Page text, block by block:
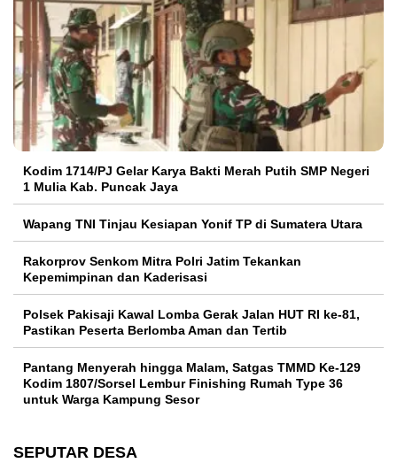
Kodim 1714/PJ Gelar Karya Bakti Merah Putih SMP Negeri
1 Mulia Kab. Puncak Jaya
Wapang TNI Tinjau Kesiapan Yonif TP di Sumatera Utara
Rakorprov Senkom Mitra Polri Jatim Tekankan
Kepemimpinan dan Kaderisasi
Polsek Pakisaji Kawal Lomba Gerak Jalan HUT RI ke-81,
Pastikan Peserta Berlomba Aman dan Tertib
Pantang Menyerah hingga Malam, Satgas TMMD Ke-129
Kodim 1807/Sorsel Lembur Finishing Rumah Type 36
untuk Warga Kampung Sesor
SEPUTAR DESA